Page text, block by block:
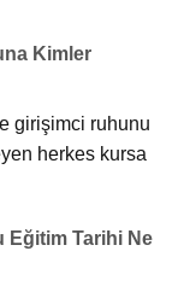
Kimler
girişimci ruhunu
herkes kursa
Eğitim Tarihi Ne